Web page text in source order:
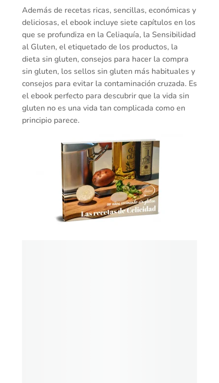
Además de recetas ricas, sencillas, económicas y
deliciosas, el ebook incluye siete capítulos en los
que se profundiza en la Celiaquía, la Sensibilidad
al Gluten, el etiquetado de los productos, la
dieta sin gluten, consejos para hacer la compra
sin gluten, los sellos sin gluten más habituales y
consejos para evitar la contaminación cruzada. Es
el ebook perfecto para descubrir que la vida sin
gluten no es una vida tan complicada como en
principio parece.